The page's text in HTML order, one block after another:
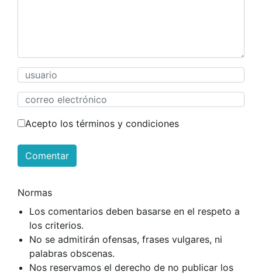
Acepto los términos y condiciones
Comentar
Normas
Los comentarios deben basarse en el respeto a
los criterios.
No se admitirán ofensas, frases vulgares, ni
palabras obscenas.
Nos reservamos el derecho de no publicar los